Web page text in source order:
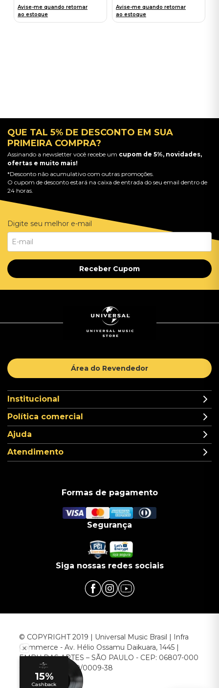
Avise-me quando retornar
ao estoque
Avise-me quando retornar
ao estoque
QUE TAL 5% DE DESCONTO EM SUA
PRIMEIRA COMPRA?
Assinando a newsletter você recebe um cupom de 5%, novidades,
ofertas e muito mais!
*Desconto não acumulativo com outras promoções.
O cupom de desconto estará na caixa de entrada do seu email dentro de
24 horas.
Digite seu melhor e-mail
Receber Cupom
Área do Revendedor
Institucional
Política comercial
Ajuda
Atendimento
Formas de pagamento
Segurança
Siga nossas redes sociais
© COPYRIGHT 2019 | Universal Music Brasil | Infra
Commerce - Av. Hélio Ossamu Daikuara, 1445 |
EMBU DAS ARTES – SÃO PAULO - CEP: 06807-000
CNPJ: 00.952.789/0009-38